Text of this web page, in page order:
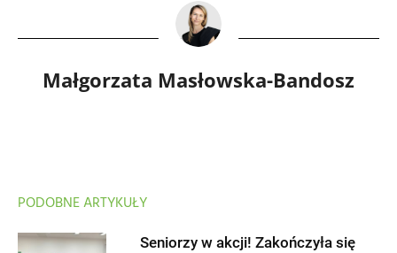
Małgorzata Masłowska-Bandosz
PODOBNE ARTYKUŁY
Seniorzy w akcji! Zakończyła się